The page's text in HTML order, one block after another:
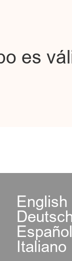
es
English
Italiano